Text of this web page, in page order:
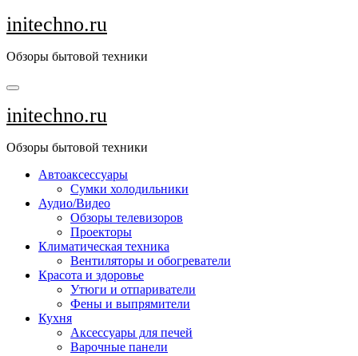
Перейти
к
initechno.ru
Обзоры бытовой техники
initechno.ru
Обзоры бытовой техники
Автоаксессуары
Сумки холодильники
Аудио/Видео
Обзоры телевизоров
Проекторы
Климатическая техника
Вентиляторы и обогреватели
Красота и здоровье
Утюги и отпариватели
Фены и выпрямители
Кухня
Аксессуары для печей
Варочные панели